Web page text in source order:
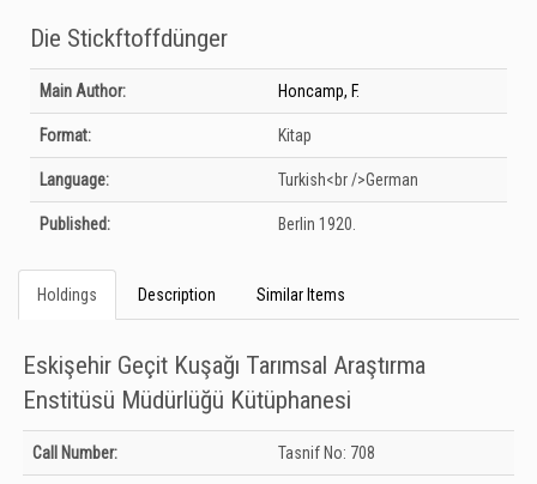
Die Stickftoffdünger
Bibliographic Details
Main Author: Honcamp, F.
Format: Kitap
Language: Turkish<br />German
Published: Berlin 1920.
Holdings Description Similar Items
Eskişehir Geçit Kuşağı Tarımsal Araştırma
Enstitüsü Müdürlüğü Kütüphanesi
Holdings details from Eskişehir Geçit Kuşağı Tarımsal Araştırma Enstitüsü
Müdürlüğü Kütüphanesi: Unknown
Call Number: Tasnif No: 708